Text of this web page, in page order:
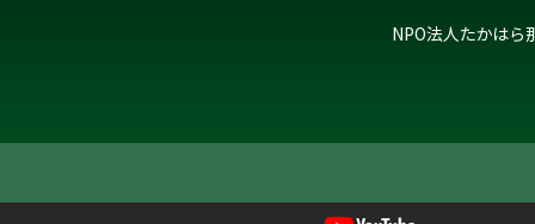
NPO法人たかはら